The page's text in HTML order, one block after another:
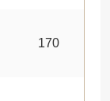
170